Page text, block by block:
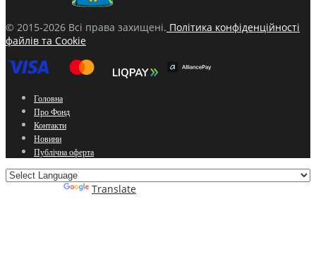
© 2015-2026 Всі права захищені. Політика конфіденційності
файлів та Cookie
Головна
Про Фонд
Контакти
Новини
Публічна оферта
Translate